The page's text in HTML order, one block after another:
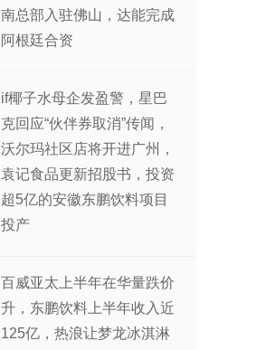
南总部入驻佛山，达能完成
阿根廷合资
if椰子水母企发盈警，星巴
克回应“伙伴券取消”传闻，
沃尔玛社区店将开进广州，
袁记食品更新招股书，投资
超5亿的安徽东鹏饮料项目
投产
百威亚太上半年在华量跌价
升，东鹏饮料上半年收入近
125亿，热浪让梦龙冰淇淋